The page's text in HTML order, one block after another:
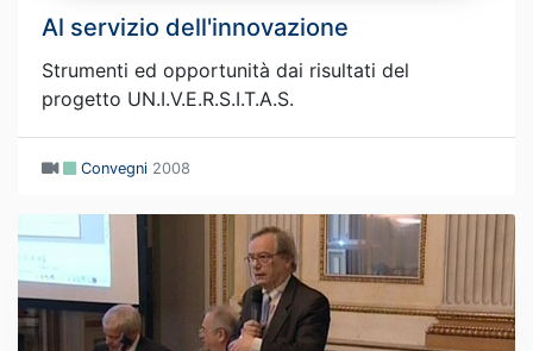
Al servizio dell'innovazione
Strumenti ed opportunità dai risultati del
progetto UN.I.V.E.R.S.I.T.A.S.
Convegni 2008